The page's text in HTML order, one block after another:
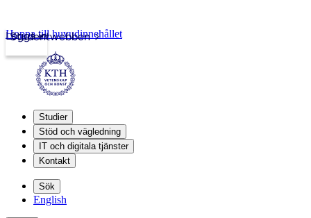
Studentwebben
Logga in
Hoppa till huvudinnehållet
Studier
Stöd och vägledning
IT och digitala tjänster
Kontakt
Sök
English